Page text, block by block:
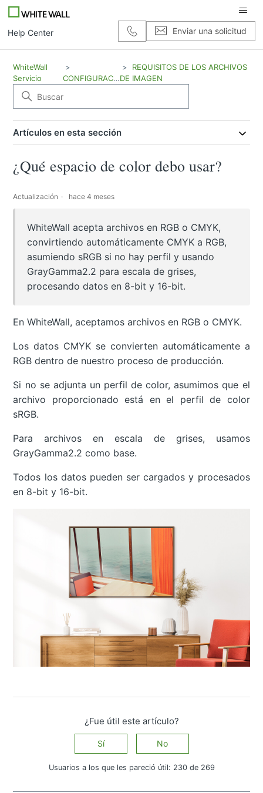
Help Center Enviar una solicitud
WhiteWall
Servicio
CONFIGURACIÓN
REQUISITOS DE LOS ARCHIVOS
DE IMAGEN
Artículos en esta sección
¿Qué espacio de color debo usar?
Actualización hace 4 meses
WhiteWall acepta archivos en RGB o CMYK,
convirtiendo automáticamente CMYK a RGB,
asumiendo sRGB si no hay perfil y usando
GrayGamma2.2 para escala de grises,
procesando datos en 8-bit y 16-bit.
En WhiteWall, aceptamos archivos en RGB o CMYK.
Los datos CMYK se convierten automáticamente a
RGB dentro de nuestro proceso de producción.
Si no se adjunta un perfil de color, asumimos que el
archivo proporcionado está en el perfil de color
sRGB.
Para archivos en escala de grises, usamos
GrayGamma2.2 como base.
Todos los datos pueden ser cargados y procesados
en 8-bit y 16-bit.
¿Fue útil este artículo?
Sí No
Usuarios a los que les pareció útil: 230 de 269